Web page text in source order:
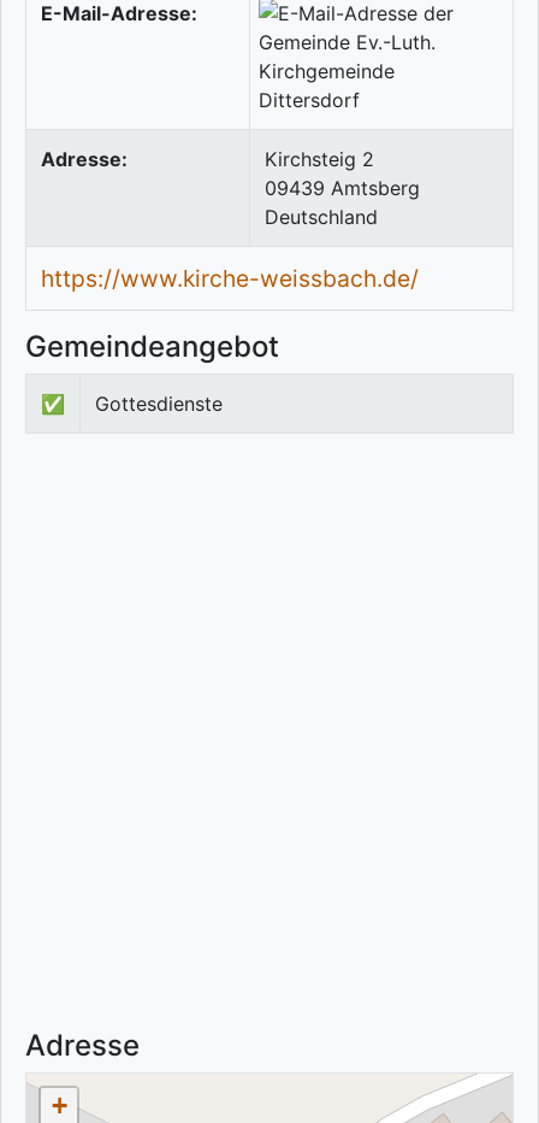
E-Mail-Adresse:
Adresse:
Kirchsteig 2
09439 Amtsberg
Deutschland
https://www.kirche-weissbach.de/
Gemeindeangebot
✅ Gottesdienste
Adresse
+